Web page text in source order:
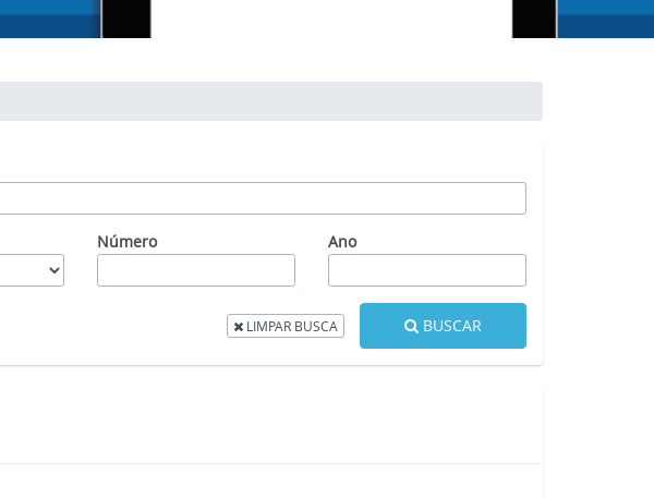
Número Ano
LIMPAR BUSCA BUSCAR